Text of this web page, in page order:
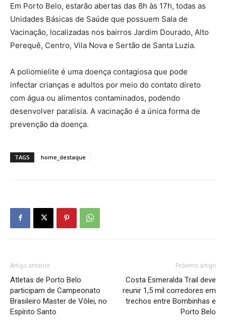
Em Porto Belo, estarão abertas das 8h às 17h, todas as
Unidades Básicas de Saúde que possuem Sala de
Vacinação, localizadas nos bairros Jardim Dourado, Alto
Perequê, Centro, Vila Nova e Sertão de Santa Luzia.
A poliomielite é uma doença contagiosa que pode
infectar crianças e adultos por meio do contato direto
com água ou alimentos contaminados, podendo
desenvolver paralisia. A vacinação é a única forma de
prevenção da doença.
TAGS home_destaque
Artigo anterior
Atletas de Porto Belo
participam de Campeonato
Brasileiro Master de Vôlei, no
Espírito Santo
Próximo artigo
Costa Esmeralda Trail deve
reunir 1,5 mil corredores em
trechos entre Bombinhas e
Porto Belo